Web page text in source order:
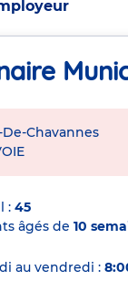
Chavannes
45
âgés de 10
au vendredi :